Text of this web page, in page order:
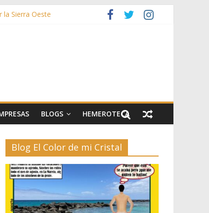
la Sierra Oeste
BLOGS HEMEROTECA
Blog El Color de mi Cristal